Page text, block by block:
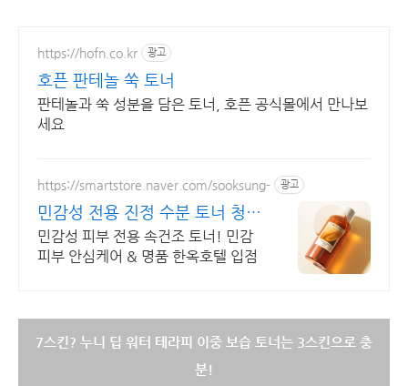
https://hofn.co.kr 광고
호픈 판테놀 쑥 토너
판테놀과 쑥 성분을 담은 토너, 호픈 공식몰에서 만나보
세요
https://smartstore.naver.com/sooksung- 광고
민감성 전용 진정 수분 토너 청정
자연 안동 오곡 세럼
민감성 피부 전용 속건조 토너! 민감
피부 안심케어 & 명품 한옥호텔 입점
7스킨? 누니 딥 워터 테라피 이중 보습 토너는 3스킨으로 충
분!